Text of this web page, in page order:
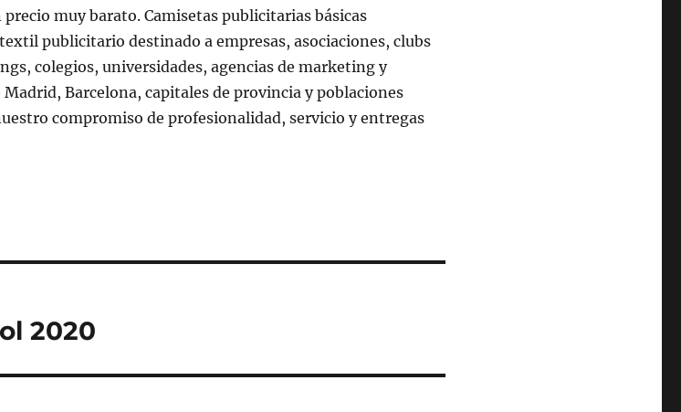
precio muy barato. Camisetas publicitarias básicas
publicitario destinado a empresas, asociaciones, clubs
colegios, universidades, agencias de marketing y
Barcelona, capitales de provincia y poblaciones
compromiso de profesionalidad, servicio y entregas
2020